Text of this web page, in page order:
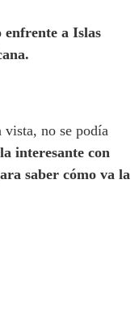
enfrente a Islas
no se podía
interesante con
saber cómo va la